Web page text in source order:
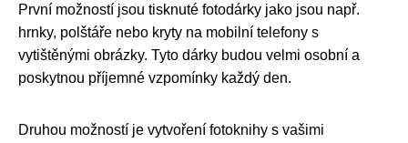
První možností jsou tisknuté fotodárky jako jsou např.
hrnky, polštáře nebo kryty na mobilní telefony s
vytištěnými obrázky. Tyto dárky budou velmi osobní a
poskytnou příjemné vzpomínky každý den.
Druhou možností je vytvoření fotoknihy s vašimi